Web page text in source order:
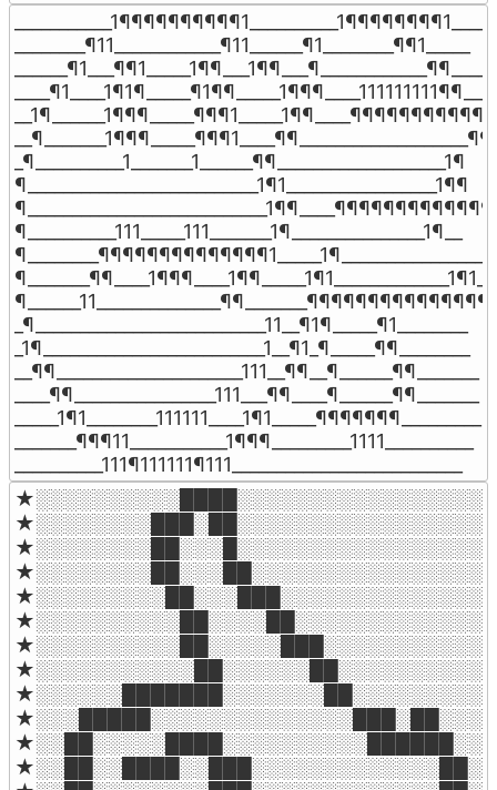
________¶11____________¶11______¶1________¶¶1_____
______¶1___¶¶1_____1¶¶___1¶¶___¶____________¶¶____
____¶1____1¶1¶_____¶1¶¶_____1¶¶¶____111111111¶¶___
__¶_______1¶¶¶_____¶¶¶1____¶¶___________________¶¶
_¶__________1_______1______¶¶___________________1¶
¶__________________________1¶1_________________1¶¶
¶__________111_____111_______1¶_______________1¶__
¶_______¶¶____1¶¶¶____1¶¶_____1¶1_____________1¶1_
_¶__________________________11__¶1¶_____¶1________
_1¶_________________________1__¶1_¶_____¶¶________
__¶¶_____________________111__¶¶__¶______¶¶_______
____¶¶________________111___¶¶____¶______¶¶_______
_____1¶1________111111____1¶1_____¶¶¶¶¶¶¶_________
_______¶¶¶11___________1¶¶¶_________1111__________
__________111¶111111¶111__________________________